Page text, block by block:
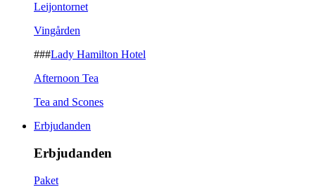
Leijontornet
Vingården
###Lady Hamilton Hotel
Afternoon Tea
Tea and Scones
Erbjudanden
Erbjudanden
Paket